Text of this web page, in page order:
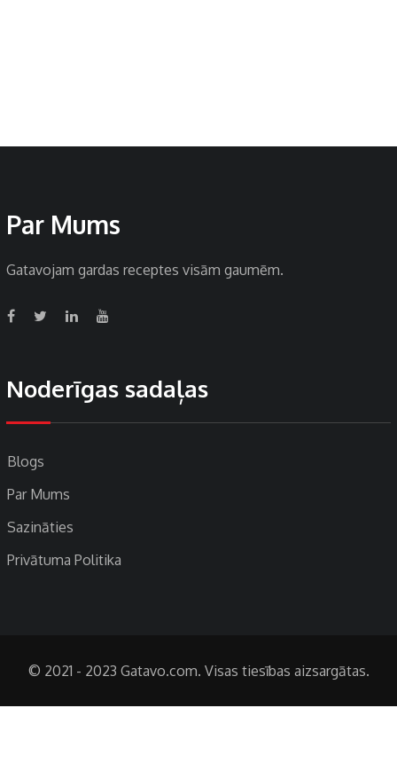
Par Mums
Gatavojam gardas receptes visām gaumēm.
Noderīgas sadaļas
Blogs
Par Mums
Sazināties
Privātuma Politika
© 2021 - 2023 Gatavo.com. Visas tiesības aizsargātas.